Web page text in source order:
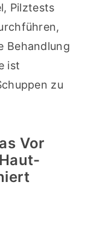
Pilztests
Behandlung
ist
zu
Vor